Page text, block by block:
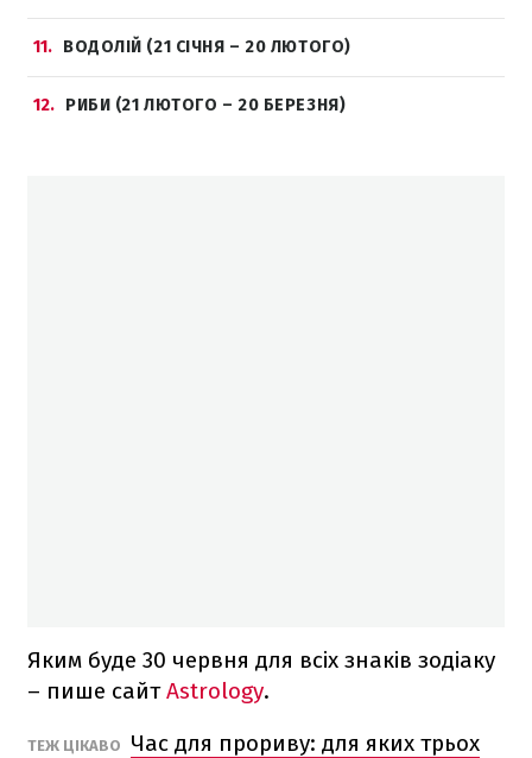
11 ВОДОЛІЙ (21 СІЧНЯ – 20 ЛЮТОГО)
12 РИБИ (21 ЛЮТОГО – 20 БЕРЕЗНЯ)
Яким буде 30 червня для всіх знаків зодіаку
– пише сайтAstrology.
ТЕЖ ЦІКАВО
Час для прориву: для яких трьох